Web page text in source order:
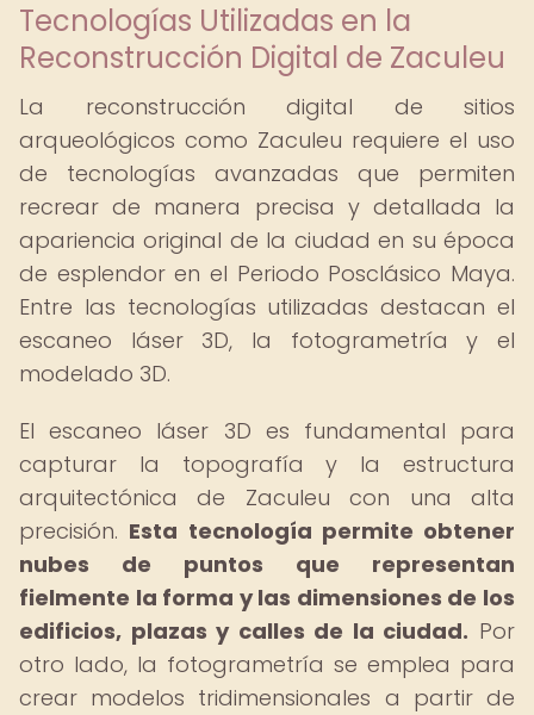
Tecnologías Utilizadas en la
Reconstrucción Digital de Zaculeu
La reconstrucción digital de sitios
arqueológicos como Zaculeu requiere el uso
de tecnologías avanzadas que permiten
recrear de manera precisa y detallada la
apariencia original de la ciudad en su época
de esplendor en el Periodo Posclásico Maya.
Entre las tecnologías utilizadas destacan el
escaneo láser 3D, la fotogrametría y el
modelado 3D.
El escaneo láser 3D es fundamental para
capturar la topografía y la estructura
arquitectónica de Zaculeu con una alta
precisión. Esta tecnología permite obtener
nubes de puntos que representan
fielmente la forma y las dimensiones de los
edificios, plazas y calles de la ciudad. Por
otro lado, la fotogrametría se emplea para
crear modelos tridimensionales a partir de